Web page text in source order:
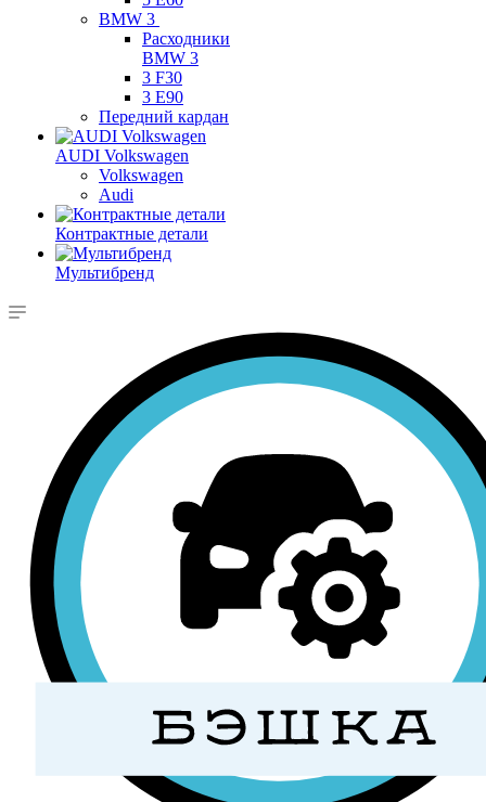
BMW 3
Расходники
BMW 3
3 F30
3 E90
Передний кардан
AUDI Volkswagen
Volkswagen
Audi
Контрактные детали
Мультибренд